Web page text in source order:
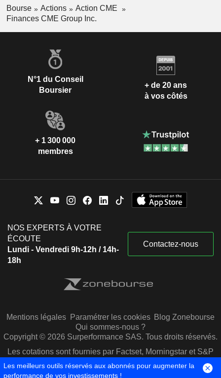
Bourse Actions
Action CME
Finances CME Group Inc.
N°1 du Conseil
Boursier
+ de 20 ans
à vos côtés
+ 1 300 000
membres
NOS EXPERTS À VOTRE
ÉCOUTE
Lundi - Vendredi 9h-12h / 14h-
18h
Contactez-nous
Mentions légales Paramétrer les cookies Blog Zonebourse
Qui sommes-nous ?
Copyright © 2026 Surperformance SAS. Tous droits réservés.
Les cotations sont fournies par Factset, Morningstar et S&P
Capital IQ
Les meilleurs outils réservés aux abonnés pour augmenter la
performance de vos investissements !